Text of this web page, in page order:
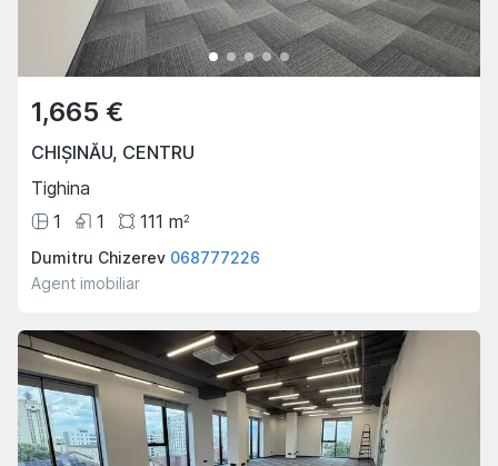
1,665 €
CHIȘINĂU, CENTRU
Tighina
1
1 111 m2
Dumitru Chizerev 068777226
Agent imobiliar